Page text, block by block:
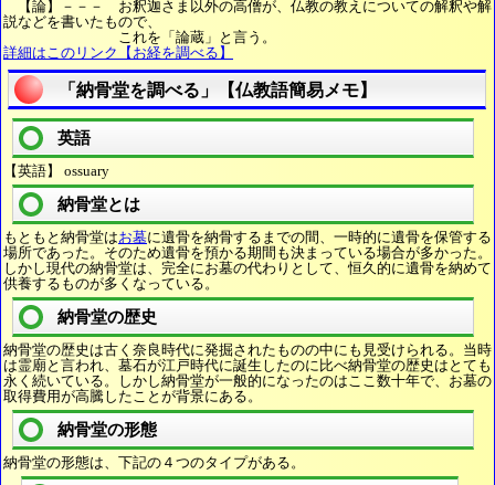
【論】－－－ お釈迦さま以外の高僧が、仏教の教えについての解釈や解
説などを書いたもので、
これを「論蔵」と言う。
詳細はこのリンク【お経を調べる】
「納骨堂を調べる」【仏教語簡易メモ】
英語
【英語】 ossuary
納骨堂とは
もともと納骨堂はお墓に遺骨を納骨するまでの間、一時的に遺骨を保管する
場所であった。そのため遺骨を預かる期間も決まっている場合が多かった。
しかし現代の納骨堂は、完全にお墓の代わりとして、恒久的に遺骨を納めて
供養するものが多くなっている。
納骨堂の歴史
納骨堂の歴史は古く奈良時代に発掘されたものの中にも見受けられる。当時
は霊廟と言われ、墓石が江戸時代に誕生したのに比べ納骨堂の歴史はとても
永く続いている。しかし納骨堂が一般的になったのはここ数十年で、お墓の
取得費用が高騰したことが背景にある。
納骨堂の形態
納骨堂の形態は、下記の４つのタイプがある。